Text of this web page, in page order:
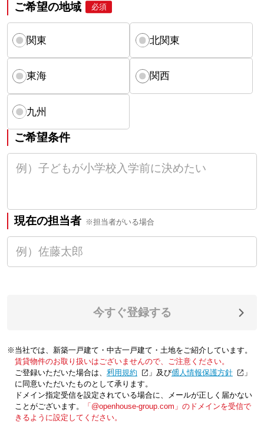
ご希望の地域 必須
関東 北関東
東海 関西
九州
ご希望条件
現在の担当者 ※担当者がいる場合
今すぐ登録する
※当社では、新築一戸建て・中古一戸建て・土地をご紹介しています。
賃貸物件のお取り扱いはございませんので、ご注意ください。
ご登録いただいた場合は、「利用規約 」及び「個人情報保護方針
」
に同意いただいたものとして承ります。
ドメイン指定受信を設定されている場合に、メールが正しく届かない
ことがございます。
「@openhouse-group.com」のドメインを受信で
きるように設定してください。